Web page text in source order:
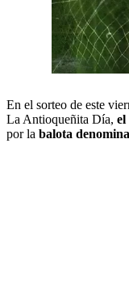
En el sorteo de este
La Antioqueñita Día, el
por la balota